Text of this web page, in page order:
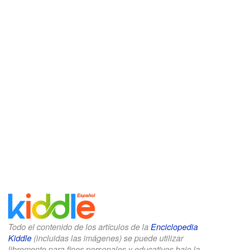
Todo el contenido de los artículos de la Enciclopedia
Kiddle (incluidas las imágenes) se puede utilizar